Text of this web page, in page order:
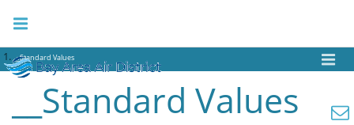
__Standard Values
__Standard Values